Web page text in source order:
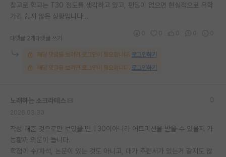
참고로 학교는 T30 정도를 생각하고 있고, 펀딩이 없으면 현실적으로 유학
가긴 쉽지 않은 상황입니다...
대댓글 2개 대댓글 쓰기
해당 댓글을 보려면 로그인이 필요합니다. 로그인하기
해당 댓글을 보려면 로그인이 필요합니다. 로그인하기
노래하는 소크라테스
작성 해준 것으로만 보았을 땐 T30이아니라 어드미션을 받을 수 있을지 가
능할까 의문이 듭니다.
학점이 수/차석, 논문이 있는 것도 아니고, 대가 추천서가 있는거 같지도 않